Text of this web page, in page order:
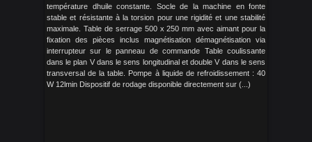
température dhuile constante. Socle de la machine en fonte
stable et résistante à la torsion pour une rigidité et une stabilité
maximale. Table de serrage 500 x 250 mm avec aimant pour la
fixation des pièces inclus magnétisation démagnétisation via
interrupteur sur le panneau de commande Table coulissante
dans le plan V dans le sens longitudinal et double V dans le sens
transversal de la table. Pompe à liquide de refroidissement : 40
W 12lmin Dispositif de rodage disponible directement sur (...)